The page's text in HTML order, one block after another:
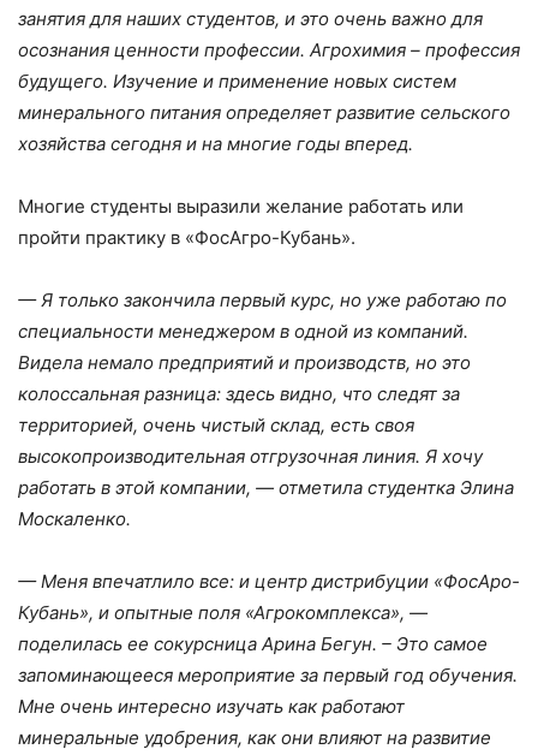
занятия для наших студентов, и это очень важно для
осознания ценности профессии. Агрохимия – профессия
будущего. Изучение и применение новых систем
минерального питания определяет развитие сельского
хозяйства сегодня и на многие годы вперед.
Многие студенты выразили желание работать или
пройти практику в «ФосАгро-Кубань».
— Я только закончила первый курс, но уже работаю по
специальности менеджером в одной из компаний.
Видела немало предприятий и производств, но это
колоссальная разница: здесь видно, что следят за
территорией, очень чистый склад, есть своя
высокопроизводительная отгрузочная линия. Я хочу
работать в этой компании, — отметила студентка Элина
Москаленко.
— Меня впечатлило все: и центр дистрибуции «ФосАро-
Кубань», и опытные поля «Агрокомплекса», —
поделилась ее сокурсница Арина Бегун. – Это самое
запоминающееся мероприятие за первый год обучения.
Мне очень интересно изучать как работают
минеральные удобрения, как они влияют на развитие